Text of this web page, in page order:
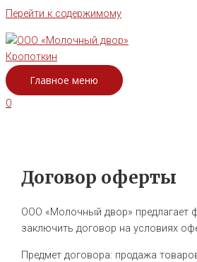
Перейти к содержимому
Главное меню
0
Договор оферты
ООО «Молочный двор» предлагает
заключить договор на условиях
Предмет договора: продажа